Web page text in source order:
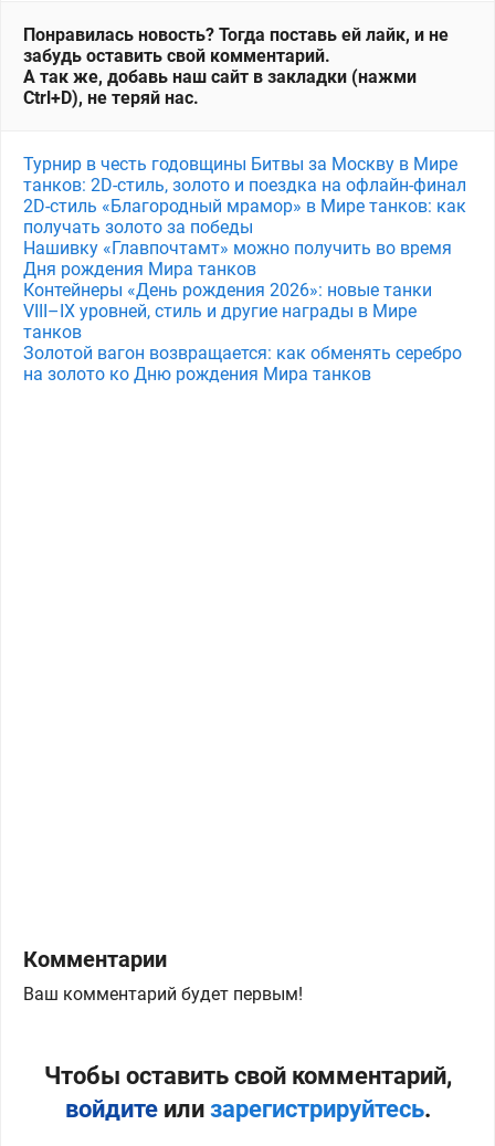
Понравилась новость? Тогда поставь ей лайк, и не
забудь оставить свой комментарий.
А так же, добавь наш сайт в закладки (нажми
Ctrl+D), не теряй нас.
Турнир в честь годовщины Битвы за Москву в Мире
танков: 2D-стиль, золото и поездка на офлайн-финал
2D-стиль «Благородный мрамор» в Мире танков: как
получать золото за победы
Нашивку «Главпочтамт» можно получить во время
Дня рождения Мира танков
Контейнеры «День рождения 2026»: новые танки
VIII–IX уровней, стиль и другие награды в Мире
танков
Золотой вагон возвращается: как обменять серебро
на золото ко Дню рождения Мира танков
Комментарии
Ваш комментарий будет первым!
Чтобы оставить свой комментарий,
войдитеили зарегистрируйтесь.